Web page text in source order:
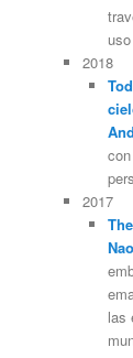
2018
2017
las